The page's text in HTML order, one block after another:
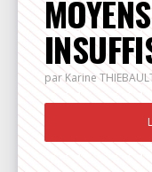
par Karine